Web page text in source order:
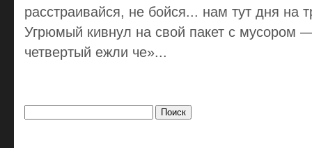
расстраивайся, не бойся... нам тут дня на
Угрюмый кивнул на свой пакет с мусором
четвертый ежли че»...